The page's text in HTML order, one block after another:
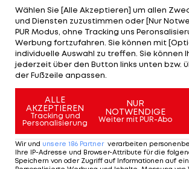
"Aussichtslos ist anders. Die Lage ist
logischerweise keine erfreuliche,
aber intakt", sagt Sportdirektor
der "TT". Trainer Walter Kogler
nicht zur Diskussion, so Prudlo. Auch
sind keine geplant.
Mehr zum Thema
Wählen Sie [Alle Akzeptieren] um allen
und Diensten zuzustimmen oder [Nur
PUR Modus, ohne Tracking uns
Werbung fortzufahren. Sie können mit
individuelle Auswahl zu treffen. Sie können
jederzeit über den Button links unten bzw.
der Fußzeile anpassen.
ALLE
AKZEPTIEREN
Tracking und
Personalisierung
NUR
NOTWENDIGE
Weiter mit PUR-Abo
Wir und unsere 186 Partner verarbeiten
Ihre IP-Adresse und Browser-Attribute für die
Speichern von oder Zugriff auf Informationen auf